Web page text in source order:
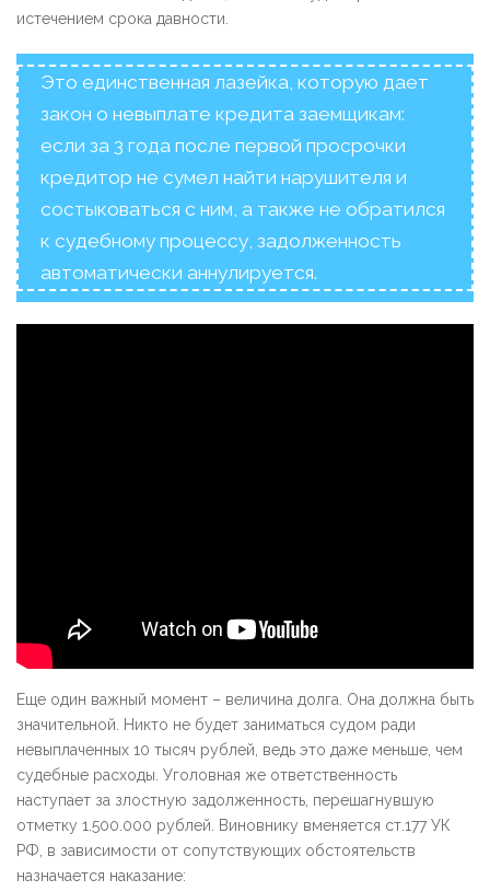
истечением срока давности.
Это единственная лазейка, которую дает
закон о невыплате кредита заемщикам:
если за 3 года после первой просрочки
кредитор не сумел найти нарушителя и
состыковаться с ним, а также не обратился
к судебному процессу, задолженность
автоматически аннулируется.
Еще один важный момент – величина долга. Она должна быть
значительной. Никто не будет заниматься судом ради
невыплаченных 10 тысяч рублей, ведь это даже меньше, чем
судебные расходы. Уголовная же ответственность
наступает за злостную задолженность, перешагнувшую
отметку 1.500.000 рублей. Виновнику вменяется ст.177 УК
РФ, в зависимости от сопутствующих обстоятельств
назначается наказание: